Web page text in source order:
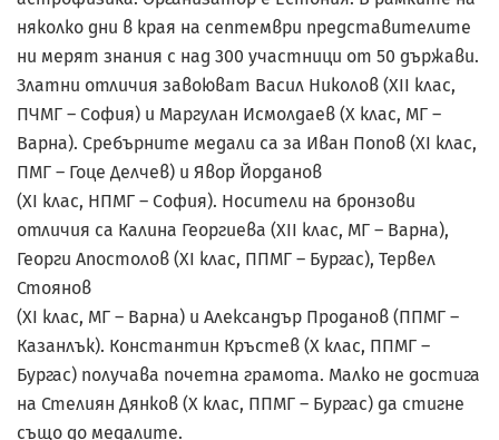
няколко дни в края на септември представителите
ни мерят знания с над 300 участници от 50 държави.
Златни отличия завоюват Васил Николов (XII клас,
ПЧМГ – София) и Маргулан Исмолдаев (X клас, МГ –
Варна). Сребърните медали са за Иван Попов (XI клас,
ПМГ – Гоце Делчев) и Явор Йорданов
(XI клас, НПМГ – София). Носители на бронзови
отличия са Калина Георгиева (XII клас, МГ – Варна),
Георги Апостолов (XI клас, ППМГ – Бургас), Тервел
Стоянов
(XI клас, МГ – Варна) и Александър Проданов (ППМГ –
Казанлък). Константин Кръстев (X клас, ППМГ –
Бургас) получава почетна грамота. Малко не достига
на Стелиян Дянков (X клас, ППМГ – Бургас) да стигне
също до медалите.